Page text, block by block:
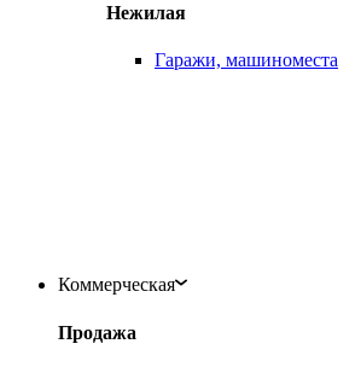
Нежилая
Гаражи, машиноместа
Коммерческая
Продажа